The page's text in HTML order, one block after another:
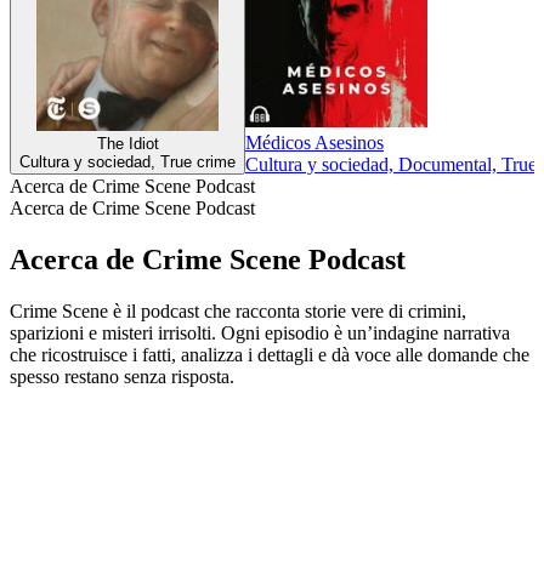
The Idiot
Cultura y sociedad, True crime
Médicos Asesinos
Cultura y sociedad, Documental, True
Acerca de Crime Scene Podcast
Acerca de Crime Scene Podcast
Acerca de Crime Scene Podcast
Crime Scene è il podcast che racconta storie vere di crimini,
sparizioni e misteri irrisolti. Ogni episodio è un’indagine narrativa
che ricostruisce i fatti, analizza i dettagli e dà voce alle domande che
spesso restano senza risposta.